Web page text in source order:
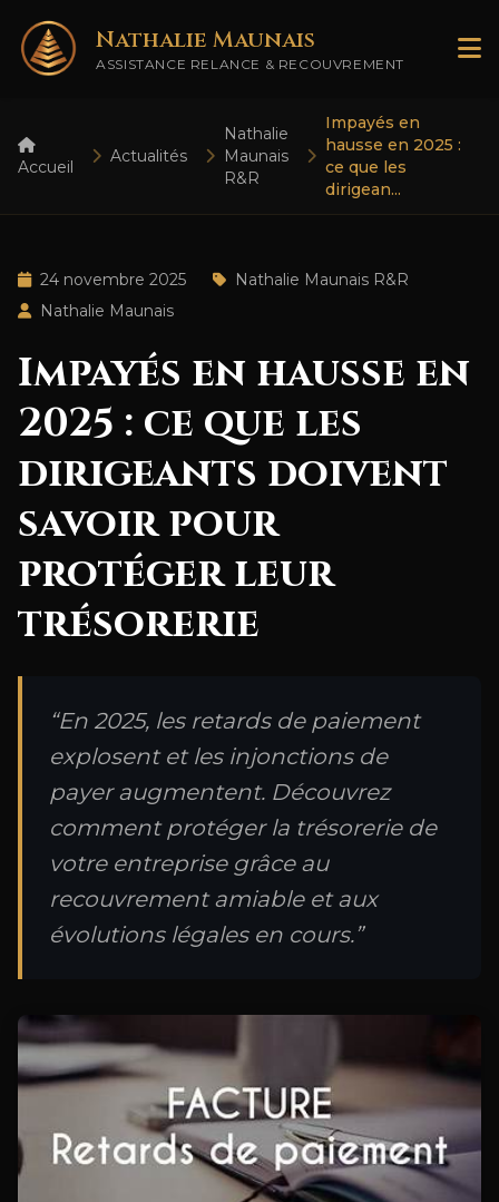
Nathalie Maunais
ASSISTANCE RELANCE & RECOUVREMENT
Accueil
Actualités
Nathalie
Maunais
R&R
Impayés en
hausse en 2025 :
ce que les
dirigean...
24 novembre 2025
Nathalie Maunais R&R
Nathalie Maunais
Impayés en hausse en
2025 : ce que les
dirigeants doivent
savoir pour
protéger leur
trésorerie
“En 2025, les retards de paiement
explosent et les injonctions de
payer augmentent. Découvrez
comment protéger la trésorerie de
votre entreprise grâce au
recouvrement amiable et aux
évolutions légales en cours.”